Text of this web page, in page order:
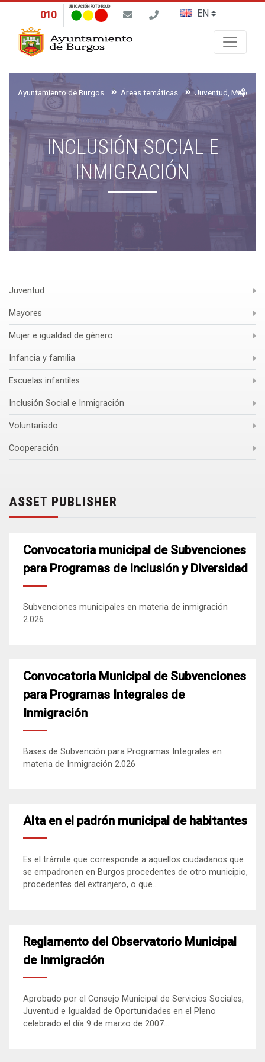
010
UBICACIÓN FOTO ROJO
Ayuntamiento de Burgos Áreas temáticas
INCLUSIÓN SOCIAL E
INMIGRACIÓN
Juventud
Mayores
Mujer e igualdad de género
Infancia y familia
Escuelas infantiles
Inclusión Social e Inmigración
Voluntariado
Cooperación
ASSET PUBLISHER
Convocatoria municipal de Subvenciones
para Programas de Inclusión y Diversidad
Subvenciones municipales en materia de inmigración
2.026
Convocatoria Municipal de Subvenciones
para Programas Integrales de
Inmigración
Bases de Subvención para Programas Integrales en
materia de Inmigración 2.026
Alta en el padrón municipal de habitantes
Es el trámite que corresponde a aquellos ciudadanos que
se empadronen en Burgos procedentes de otro municipio,
procedentes del extranjero, o que...
Reglamento del Observatorio Municipal
de Inmigración
Aprobado por el Consejo Municipal de Servicios Sociales,
Juventud e Igualdad de Oportunidades en el Pleno
celebrado el día 9 de marzo de 2007....